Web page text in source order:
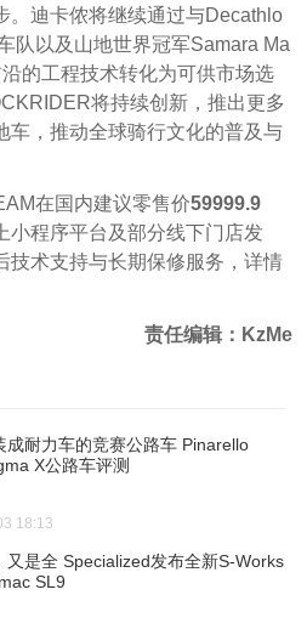
。迪卡侬将继续通过与Decathlo
队以及山地世界冠军Samara Ma
的工程技术转化为可供市场选
将持续创新，推出更多
车，推动全球骑行文化的普及与
在国内建议零售价59999.9
小程序平台及部分线下门店发
技术支持与长期保修服务，详情
责任编辑：KzMe
成耐力车的竞赛公路车 Pinarello
X公路车评测
18:13
又是全 Specialized发布全新S-Works
SL9